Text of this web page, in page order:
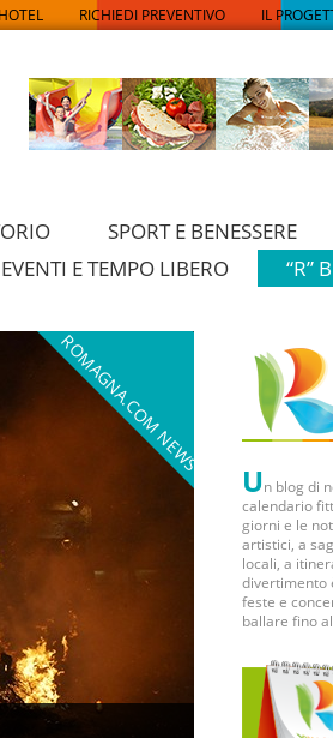
RICHIEDI PREVENTIVO IL
SPORT E BENESSERE
EVENTI E TEMPO LIBERO “R”
ROMAGNA.COM NEWS
Un blog di
calendario
giorni e le
artistici, a
locali, a
divertimento
feste e
ballare fino